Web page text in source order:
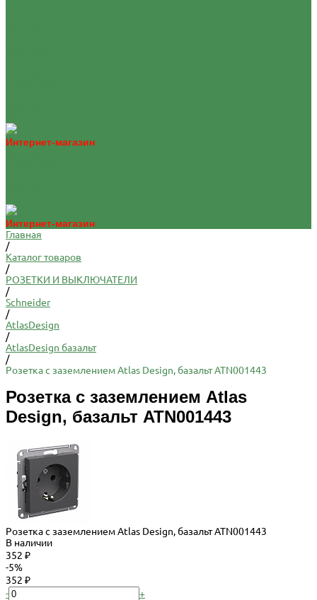
Интернет-магазин
Интернет-магазин
Главная
/
Каталог товаров
/
РОЗЕТКИ И ВЫКЛЮЧАТЕЛИ
/
Schneider
/
AtlasDesign
/
AtlasDesign базальт
/
Розетка с заземлением Atlas Design, базальт ATN001443
Розетка с заземлением Atlas
Design, базальт ATN001443
Розетка с заземлением Atlas Design, базальт ATN001443
В наличии
352 ₽
-5%
352 ₽
-
+